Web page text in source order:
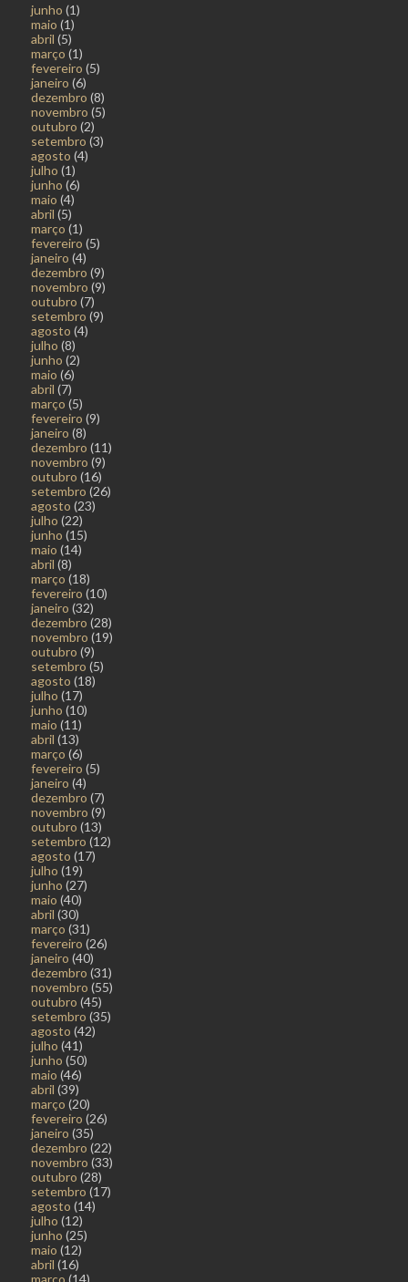
junho (1)
maio (1)
abril (5)
março (1)
fevereiro (5)
janeiro (6)
dezembro (8)
novembro (5)
outubro (2)
setembro (3)
agosto (4)
julho (1)
junho (6)
maio (4)
abril (5)
março (1)
fevereiro (5)
janeiro (4)
dezembro (9)
novembro (9)
outubro (7)
setembro (9)
agosto (4)
julho (8)
junho (2)
maio (6)
abril (7)
março (5)
fevereiro (9)
janeiro (8)
dezembro (11)
novembro (9)
outubro (16)
setembro (26)
agosto (23)
julho (22)
junho (15)
maio (14)
abril (8)
março (18)
fevereiro (10)
janeiro (32)
dezembro (28)
novembro (19)
outubro (9)
setembro (5)
agosto (18)
julho (17)
junho (10)
maio (11)
abril (13)
março (6)
fevereiro (5)
janeiro (4)
dezembro (7)
novembro (9)
outubro (13)
setembro (12)
agosto (17)
julho (19)
junho (27)
maio (40)
abril (30)
março (31)
fevereiro (26)
janeiro (40)
dezembro (31)
novembro (55)
outubro (45)
setembro (35)
agosto (42)
julho (41)
junho (50)
maio (46)
abril (39)
março (20)
fevereiro (26)
janeiro (35)
dezembro (22)
novembro (33)
outubro (28)
setembro (17)
agosto (14)
julho (12)
junho (25)
maio (12)
abril (16)
março (14)